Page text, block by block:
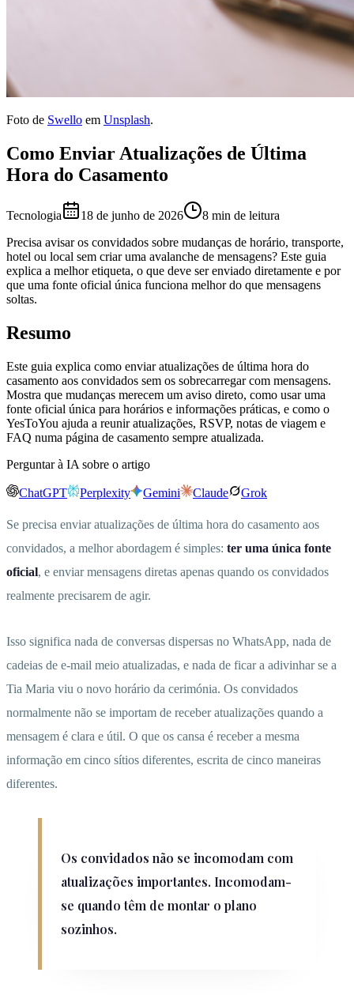
Foto de Swello em Unsplash.
Como Enviar Atualizações de Última
Hora do Casamento
Tecnologia 18 de junho de 2026
8 min de leitura
Precisa avisar os convidados sobre mudanças de horário, transporte,
hotel ou local sem criar uma avalanche de mensagens? Este guia
explica a melhor etiqueta, o que deve ser enviado diretamente e por
que uma fonte oficial única funciona melhor do que mensagens
soltas.
Resumo
Este guia explica como enviar atualizações de última hora do
casamento aos convidados sem os sobrecarregar com mensagens.
Mostra que mudanças merecem um aviso direto, como usar uma
fonte oficial única para horários e informações práticas, e como o
YesToYou ajuda a reunir atualizações, RSVP, notas de viagem e
FAQ numa página de casamento sempre atualizada.
Perguntar à IA sobre o artigo
ChatGPT Perplexity Gemini Claude Grok
Se precisa enviar atualizações de última hora do casamento aos
convidados, a melhor abordagem é simples: ter uma única fonte
oficial, e enviar mensagens diretas apenas quando os convidados
realmente precisarem de agir.
Isso significa nada de conversas dispersas no WhatsApp, nada de
cadeias de e-mail meio atualizadas, e nada de ficar a adivinhar se a
Tia Maria viu o novo horário da cerimónia. Os convidados
normalmente não se importam de receber atualizações quando a
mensagem é clara e útil. O que os cansa é receber a mesma
informação em cinco sítios diferentes, escrita de cinco maneiras
diferentes.
Os convidados não se incomodam com
atualizações importantes. Incomodam-
se quando têm de montar o plano
sozinhos.